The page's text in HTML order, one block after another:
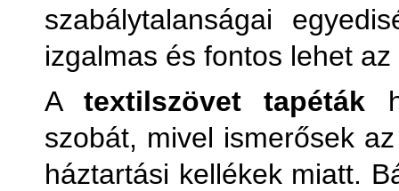
szabálytalanságai
izgalmas és fontos lehet
Atextilszövet tapéták
szobát, mivel ismerősek
háztartási kellékek miatt.